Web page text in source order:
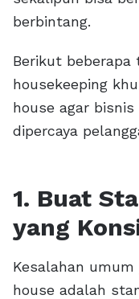
berbintang.
Berikut
housekeeping
house agar
dipercaya
1. Buat
yang
Kesalahan
house adalah